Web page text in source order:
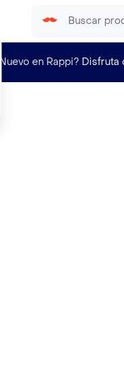
¿Nuevo en Rappi? Disfruta